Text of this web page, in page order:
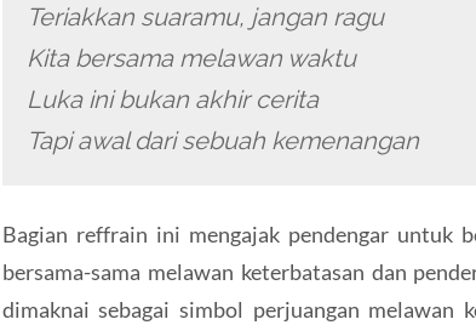
Teriakkan suaramu, jangan ragu
Kita bersama melawan waktu
Luka ini bukan akhir cerita
Tapi awal dari sebuah kemenangan
Bagian reffrain ini mengajak pendengar untuk
bersama-sama melawan keterbatasan dan
dimaknai sebagai simbol perjuangan melawan